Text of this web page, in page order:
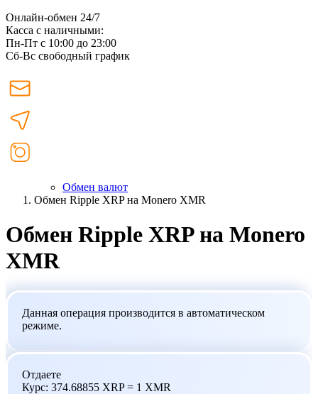
Онлайн-обмен 24/7
Касса с наличными:
Пн-Пт с 10:00 до 23:00
Сб-Вс свободный график
Обмен валют
Обмен Ripple XRP на Monero XMR
Обмен Ripple XRP на Monero
XMR
Данная операция производится в автоматическом
режиме.
Отдаете
Курс: 374.68855 XRP = 1 XMR